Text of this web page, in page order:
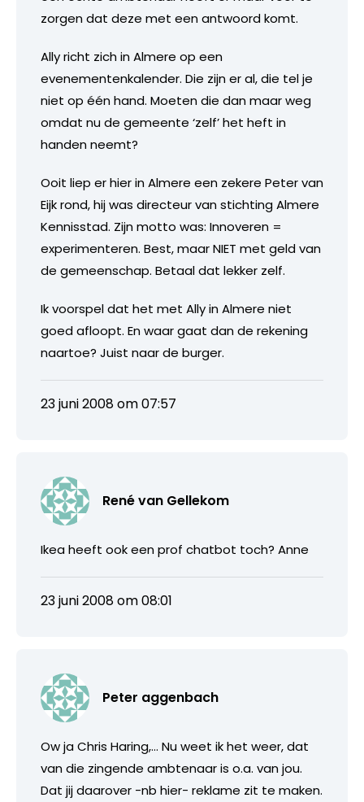
zorgen dat deze met een antwoord komt.
Ally richt zich in Almere op een
evenementenkalender. Die zijn er al, die tel je
niet op één hand. Moeten die dan maar weg
omdat nu de gemeente ‘zelf’ het heft in
handen neemt?
Ooit liep er hier in Almere een zekere Peter van
Eijk rond, hij was directeur van stichting Almere
Kennisstad. Zijn motto was: Innoveren =
experimenteren. Best, maar NIET met geld van
de gemeenschap. Betaal dat lekker zelf.
Ik voorspel dat het met Ally in Almere niet
goed afloopt. En waar gaat dan de rekening
naartoe? Juist naar de burger.
23 juni 2008 om 07:57
René van Gellekom
Ikea heeft ook een prof chatbot toch? Anne
23 juni 2008 om 08:01
Peter aggenbach
Ow ja Chris Haring,… Nu weet ik het weer, dat
van die zingende ambtenaar is o.a. van jou.
Dat jij daarover -nb hier- reklame zit te maken.